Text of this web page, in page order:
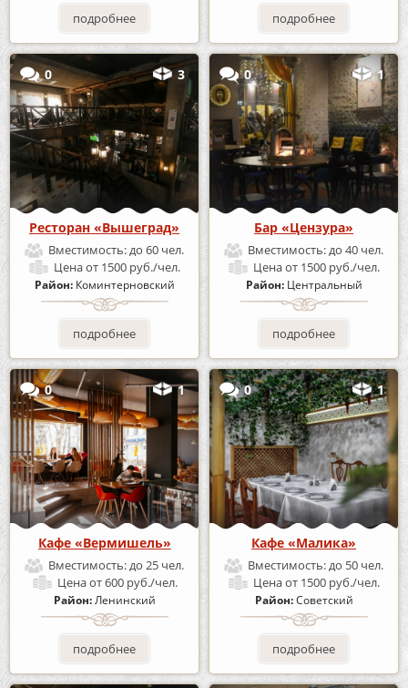
подробнее подробнее
0 3
Ресторан «Вышеград»
Вместимость:до 60 чел.
Ценаот 1500 руб./чел.
Район: Коминтерновский
подробнее
0 1
Бар «Цензура»
Вместимость:до 40 чел.
Ценаот 1500 руб./чел.
Район: Центральный
подробнее
0 1
Кафе «Вермишель»
Вместимость:до 25 чел.
Ценаот 600 руб./чел.
Район:Ленинский
подробнее
0 1
Кафе «Малика»
Вместимость:до 50 чел.
Ценаот 1500 руб./чел.
Район:Советский
подробнее